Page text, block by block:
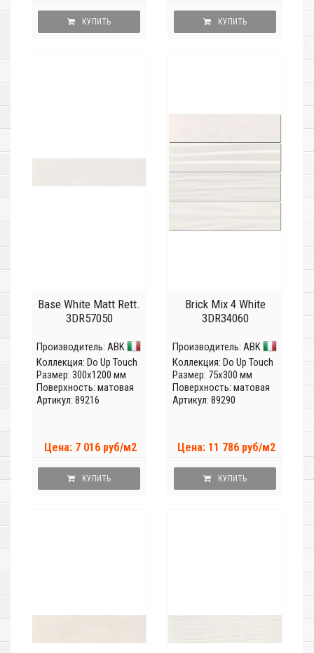
КУПИТЬ КУПИТЬ
Base White Matt Rett.
3DR57050
Производитель: ABK
Коллекция: Do Up Touch
Размер: 300x1200 мм
Поверхность: матовая
Артикул: 89216
Цена: 7 016 руб/м2
КУПИТЬ
Brick Mix 4 White
3DR34060
Производитель: ABK
Коллекция: Do Up Touch
Размер: 75x300 мм
Поверхность: матовая
Артикул: 89290
Цена: 11 786 руб/м2
КУПИТЬ